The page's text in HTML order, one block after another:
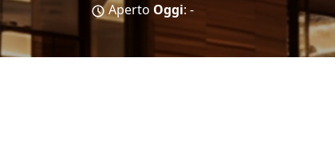
Aperto Oggi: -